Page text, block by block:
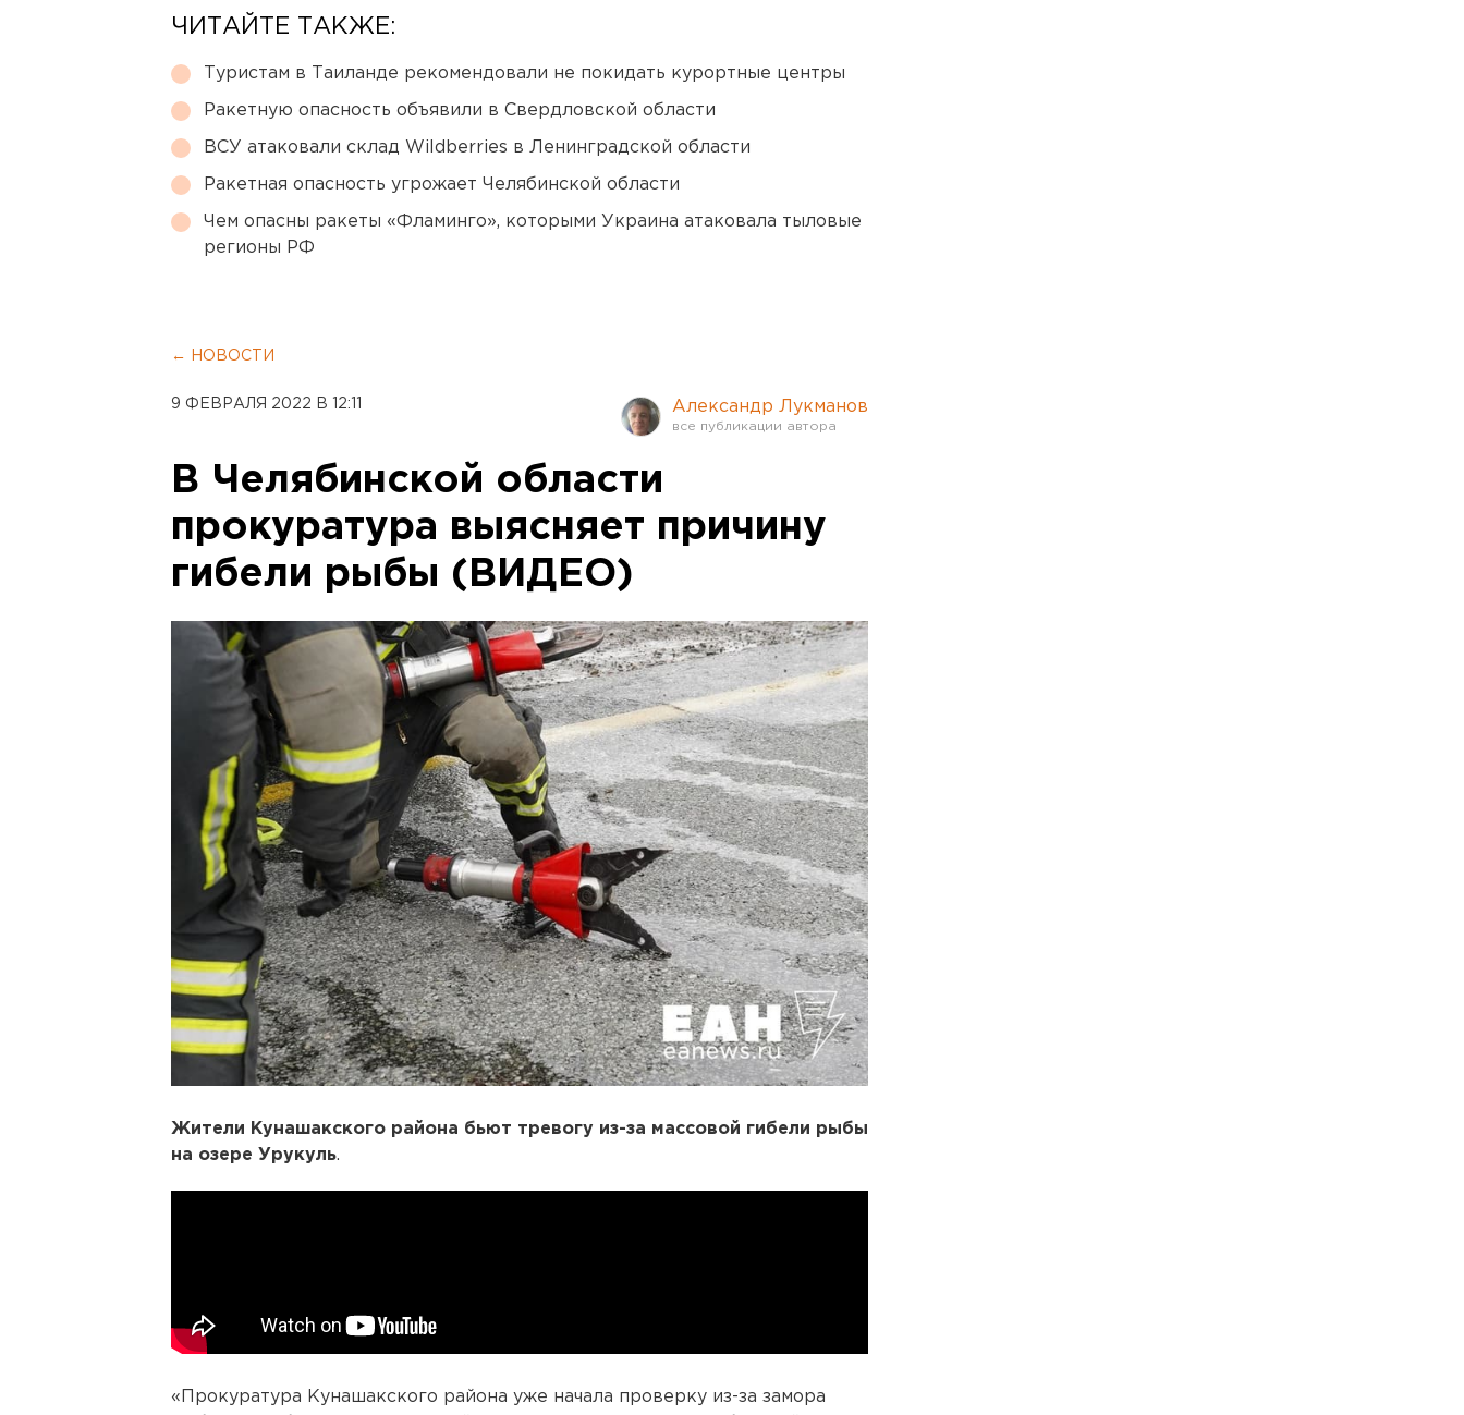
ЧИТАЙТЕ ТАКЖЕ:
Туристам в Таиланде рекомендовали не покидать курортные центры
Ракетную опасность объявили в Свердловской области
ВСУ атаковали склад Wildberries в Ленинградской области
Ракетная опасность угрожает Челябинской области
Чем опасны ракеты «Фламинго», которыми Украина атаковала тыловые
регионы РФ
← НОВОСТИ
9 ФЕВРАЛЯ 2022 В 12:11 Александр Лукманов
В Челябинской области
прокуратура выясняет причину
гибели рыбы (ВИДЕО)
Жители Кунашакского района бьют тревогу из-за массовой гибели рыбы
на озере Урукуль.
«Прокуратура Кунашакского района уже начала проверку из-за замора